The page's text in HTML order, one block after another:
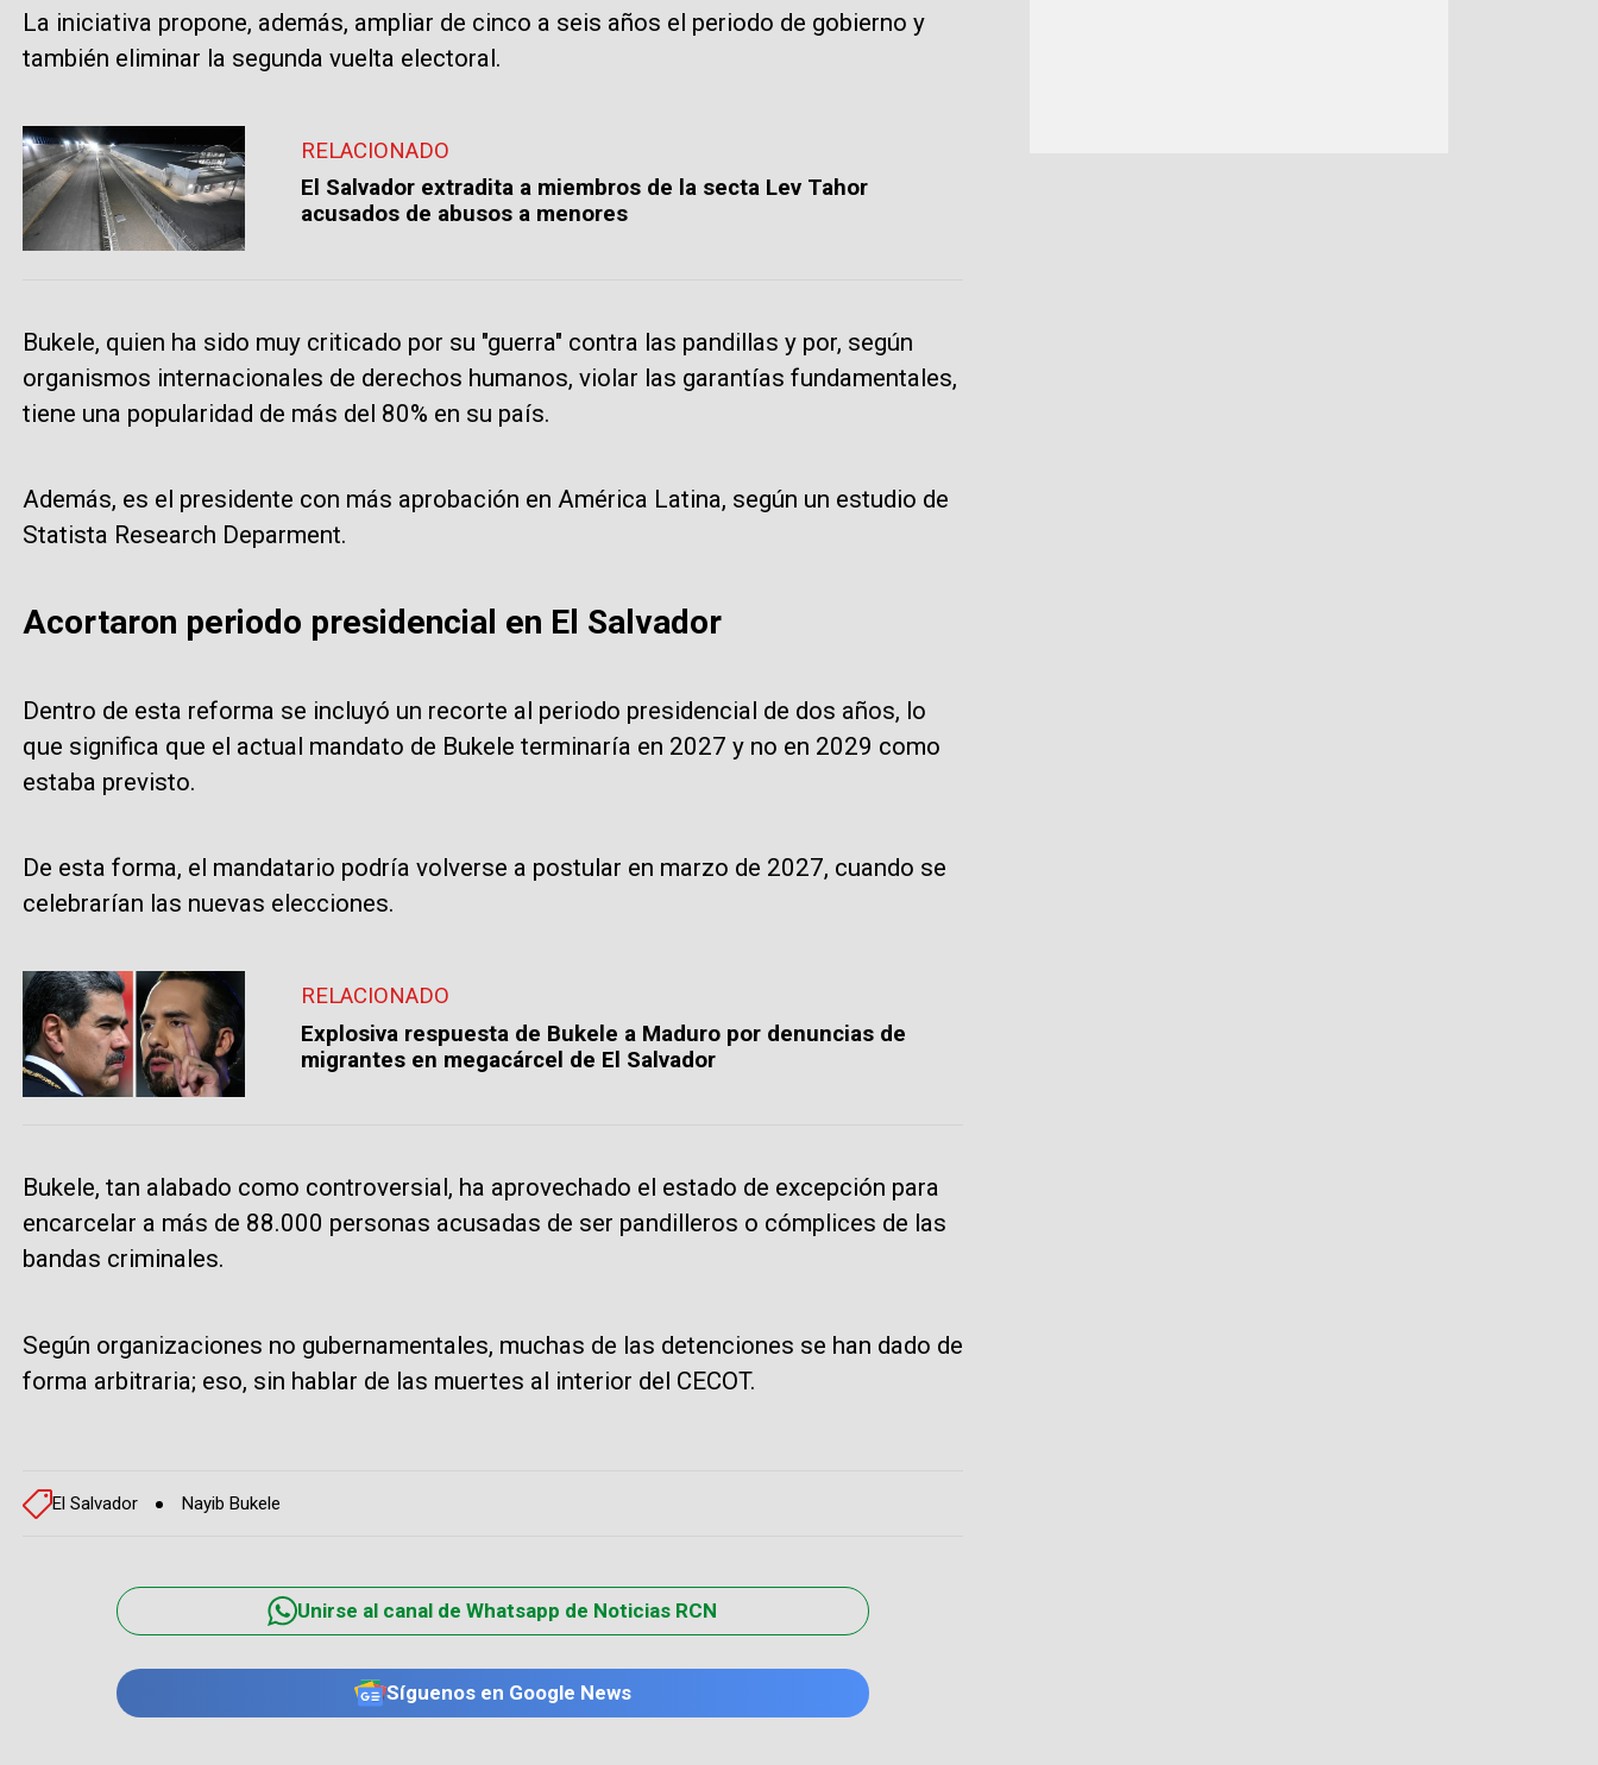
La iniciativa propone, además, ampliar de cinco a seis años el periodo de gobierno y
también eliminar la segunda vuelta electoral.
RELACIONADO
El Salvador extradita a miembros de la secta Lev Tahor
acusados de abusos a menores
Bukele, quien ha sido muy criticado por su "guerra" contra las pandillas y por, según
organismos internacionales de derechos humanos, violar las garantías fundamentales,
tiene una popularidad de más del 80% en su país.
Además, es el presidente con más aprobación en América Latina, según un estudio de
Statista Research Deparment.
Acortaron periodo presidencial en El Salvador
Dentro de esta reforma se incluyó un recorte al periodo presidencial de dos años, lo
que significa que el actual mandato de Bukele terminaría en 2027 y no en 2029 como
estaba previsto.
De esta forma, el mandatario podría volverse a postular en marzo de 2027, cuando se
celebrarían las nuevas elecciones.
RELACIONADO
Explosiva respuesta de Bukele a Maduro por denuncias de
migrantes en megacárcel de El Salvador
Bukele, tan alabado como controversial, ha aprovechado el estado de excepción para
encarcelar a más de 88.000 personas acusadas de ser pandilleros o cómplices de las
bandas criminales.
Según organizaciones no gubernamentales, muchas de las detenciones se han dado de
forma arbitraria; eso, sin hablar de las muertes al interior del CECOT.
El Salvador Nayib Bukele
Unirse al canal de Whatsapp de Noticias RCN
Síguenos en Google News